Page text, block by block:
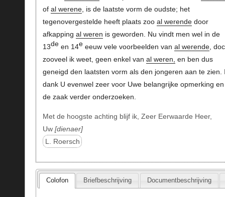
of al werene, is de laatste vorm de oudste; het
tegenovergestelde heeft plaats zoo al werendedoor
afkapping al weren is geworden. Nu vindt men wel in de
13deen 14eeeuw vele voorbeelden van al werende,
zooveel ik weet, geen enkel van al weren, en ben dus
geneigd den laatsten vorm als den jongeren aan te zien.
dank U evenwel zeer voor Uwe belangrijke opmerking
de zaak verder onderzoeken.
Met de hoogste achting blijf ik, Zeer Eerwaarde Heer,
Uw dienaer
L. Roersch
Colofon Briefbeschrijving Documentbeschrijving